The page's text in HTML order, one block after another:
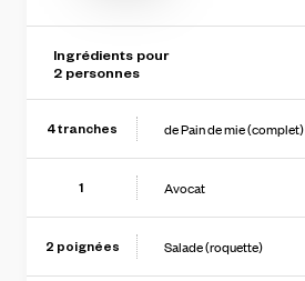
Ingrédients pour
2 personnes
4tranches de Pain de mie (complet)
1 Avocat
2 poignées Salade (roquette)